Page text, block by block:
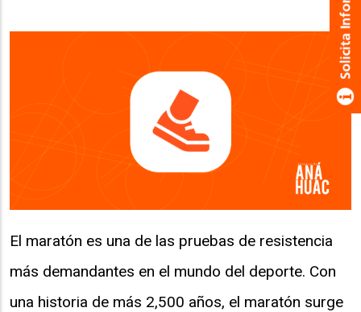
El maratón es una de las pruebas de resistencia
más demandantes en el mundo del deporte. Con
una historia de más 2,500 años, el maratón surge